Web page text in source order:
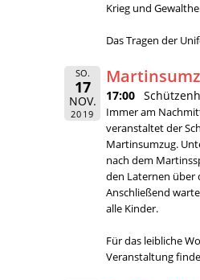
Krieg und
Das Tragen der
SO.
17
NOV.
2019
17:00
Immer am
veranstaltet der
Martinsumzug.
nach dem
den Laternen über
Anschließend
alle Kinder.
Für das leibliche
Veranstaltung